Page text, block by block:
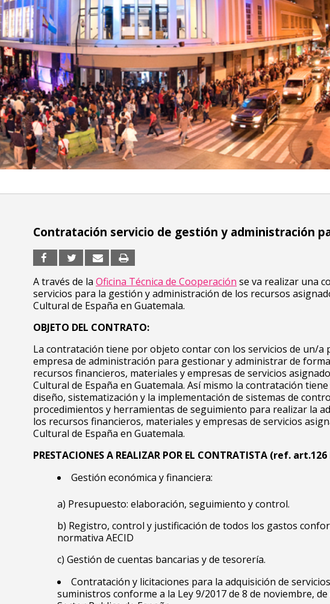
Contratación servicio de gestión y administración
A través de la Oficina Técnica de Cooperación se va realizar una
servicios para la gestión y administración de los recursos
Cultural de España en Guatemala.
OBJETO DEL CONTRATO:
La contratación tiene por objeto contar con los servicios de un/a
empresa de administración para gestionar y administrar de
recursos financieros, materiales y empresas de servicios
Cultural de España en Guatemala. Así mismo la contratación
diseño, sistematización y la implementación de sistemas de
procedimientos y herramientas de seguimiento para realizar la
los recursos financieros, materiales y empresas de servicios
Cultural de España en Guatemala.
PRESTACIONES A REALIZAR POR EL CONTRATISTA (ref. art.126
Gestión económica y financiera:
a) Presupuesto: elaboración, seguimiento y control.
b) Registro, control y justificación de todos los gastos
normativa AECID
c) Gestión de cuentas bancarias y de tesorería.
Contratación y licitaciones para la adquisición de
suministros conforme a la Ley 9/2017 de 8 de noviembre,